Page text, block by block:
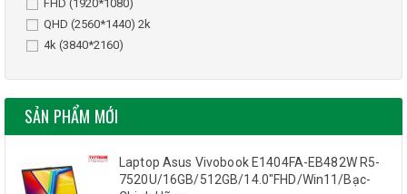
FHD (1920*1080)
QHD (2560*1440) 2k
4k (3840*2160)
SẢN PHẨM MỚI
Laptop Asus Vivobook E1404FA-EB482W R5-
7520U/16GB/512GB/14.0"FHD/Win11/Bạc-